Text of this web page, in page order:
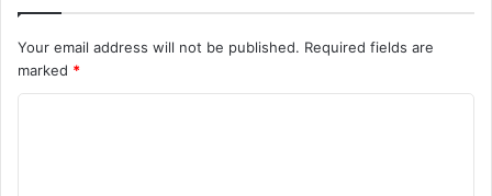
Your email address will not be published. Required fields are
marked *